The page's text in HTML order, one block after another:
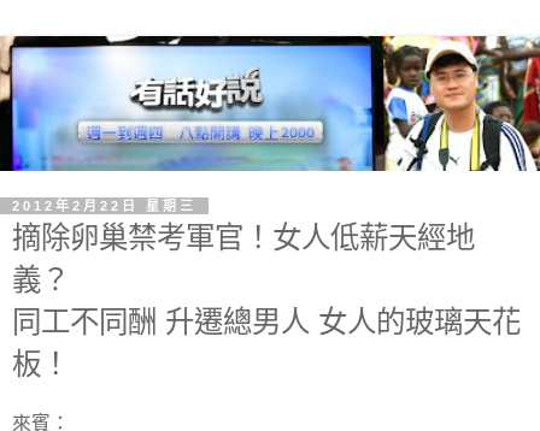
2012年2月22日 星期三
摘除卵巢禁考軍官！女人低薪天經地
義？
同工不同酬 升遷總男人 女人的玻璃天花
板！
來賓：